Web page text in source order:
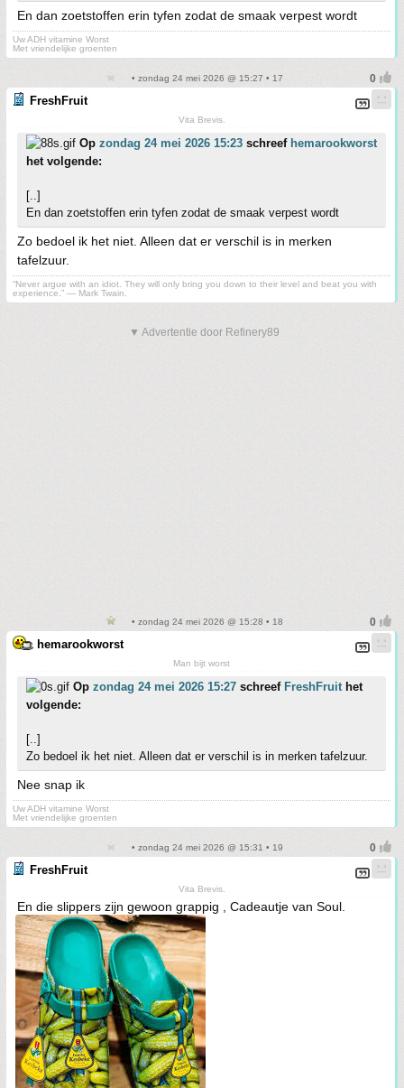
En dan zoetstoffen erin tyfen zodat de smaak verpest wordt
Uw ADH vitamine Worst
Met vriendelijke groenten
• zondag 24 mei 2026 @ 15:27 • 17
FreshFruit
Vita Brevis.
Op zondag 24 mei 2026 15:23 schreef hemarookworst
het volgende:
[..]
En dan zoetstoffen erin tyfen zodat de smaak verpest wordt
Zo bedoel ik het niet. Alleen dat er verschil is in merken
tafelzuur.
“Never argue with an idiot. They will only bring you down to their level and beat you with
experience.” ― Mark Twain.
▼ Advertentie door Refinery89
• zondag 24 mei 2026 @ 15:28 • 18
hemarookworst
Man bijt worst
Op zondag 24 mei 2026 15:27 schreef FreshFruit het
volgende:
[..]
Zo bedoel ik het niet. Alleen dat er verschil is in merken tafelzuur.
Nee snap ik
Uw ADH vitamine Worst
Met vriendelijke groenten
• zondag 24 mei 2026 @ 15:31 • 19
FreshFruit
Vita Brevis.
En die slippers zijn gewoon grappig , Cadeautje van Soul.